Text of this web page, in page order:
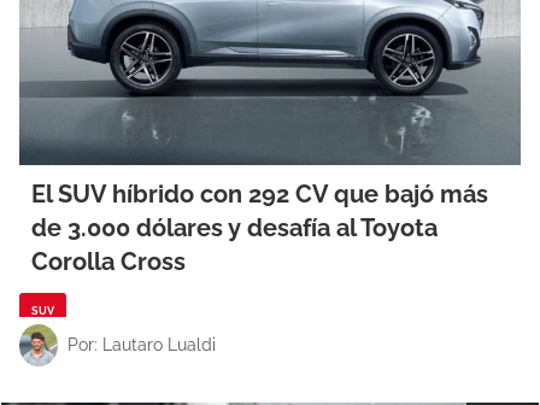
El SUV híbrido con 292 CV que bajó más
de 3.000 dólares y desafía al Toyota
Corolla Cross
SUV
Por: Lautaro Lualdi